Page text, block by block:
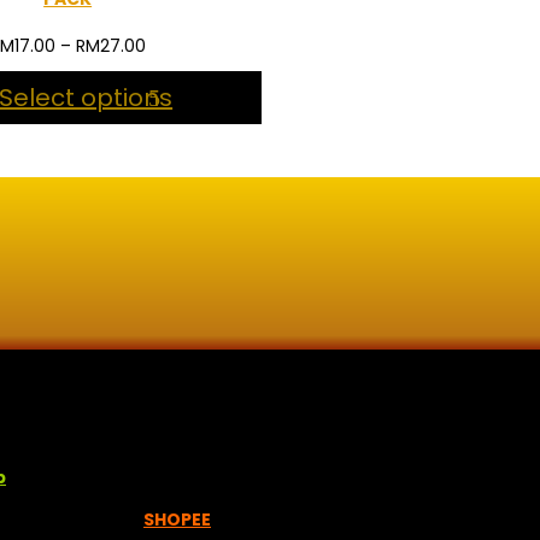
17.00 – RM27.00Price
range:
RM17.00
through
Select options
SHOPEE